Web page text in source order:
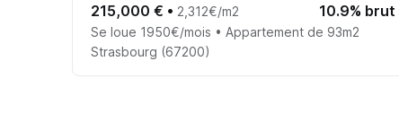
215,000 € • 2,312€/m2 10.9% brut
Se loue 1950€/mois • Appartement de 93m2
Strasbourg (67200)